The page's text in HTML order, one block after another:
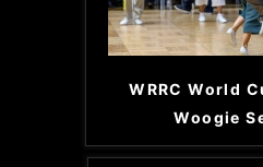
WRRC World
Woogie